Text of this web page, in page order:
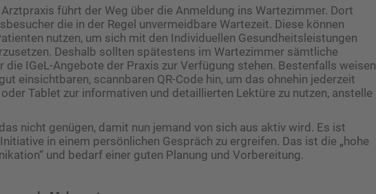
führt der Weg über die Anmeldung ins Wartezimmer. Dort
die in der Regel unvermeidbare Wartezeit. Diese können
nutzen, um sich mit den Individuellen Gesundheitsleistungen
Deshalb sollten spätestens im Wartezimmer sämtliche
die IGeL-Angebote der Praxis zur Verfügung stehen. Bestenfalls weisen
einsichtbaren, scannbaren QR-Code hin, um das ohnehin jederzeit
Tablet zur informativen und detaillierten Lektüre zu nutzen, anstelle
nicht genügen, damit nun jemand von sich aus aktiv wird. Es ist
in einem persönlichen Gespräch zu ergreifen. Das ist die „hohe
und bedarf einer guten Planung und Vorbereitung.